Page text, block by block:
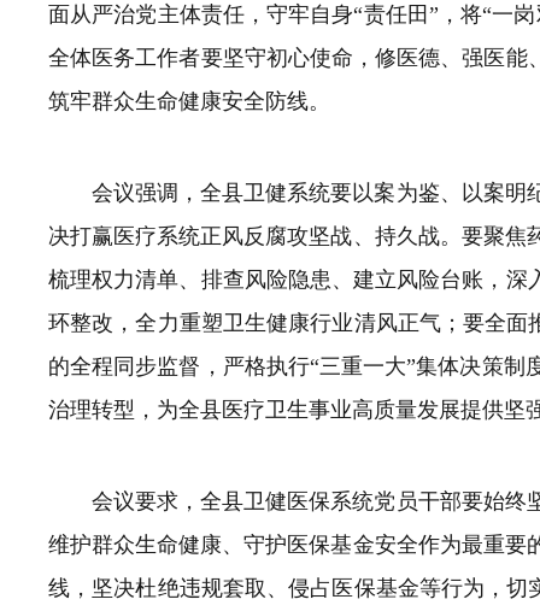
面从严治党主体责任，守牢自身“责任田”，将“一
全体医务工作者要坚守初心使命，修医德、强医
筑牢群众生命健康安全防线。
会议强调，全县卫健系统要以案为鉴、以案
决打赢医疗系统正风反腐攻坚战、持久战。要聚
梳理权力清单、排查风险隐患、建立风险台账，
环整改，全力重塑卫生健康行业清风正气；要全
的全程同步监督，严格执行“三重一大”集体决策
治理转型，为全县医疗卫生事业高质量发展提供坚
会议要求，全县卫健医保系统党员干部要始
维护群众生命健康、守护医保基金安全作为最重
线，坚决杜绝违规套取、侵占医保基金等行为，